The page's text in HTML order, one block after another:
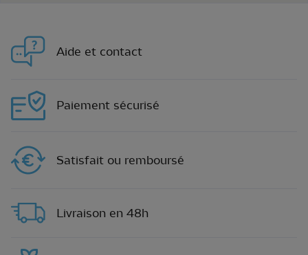
Aide et contact
Paiement sécurisé
Satisfait ou remboursé
Livraison en 48h